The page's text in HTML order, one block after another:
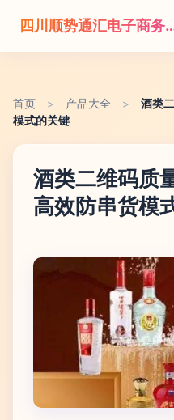
四川顺势通汇
首页 > 产品大全 >
酒类
模式的关键
酒类二维码质
高效防串货模